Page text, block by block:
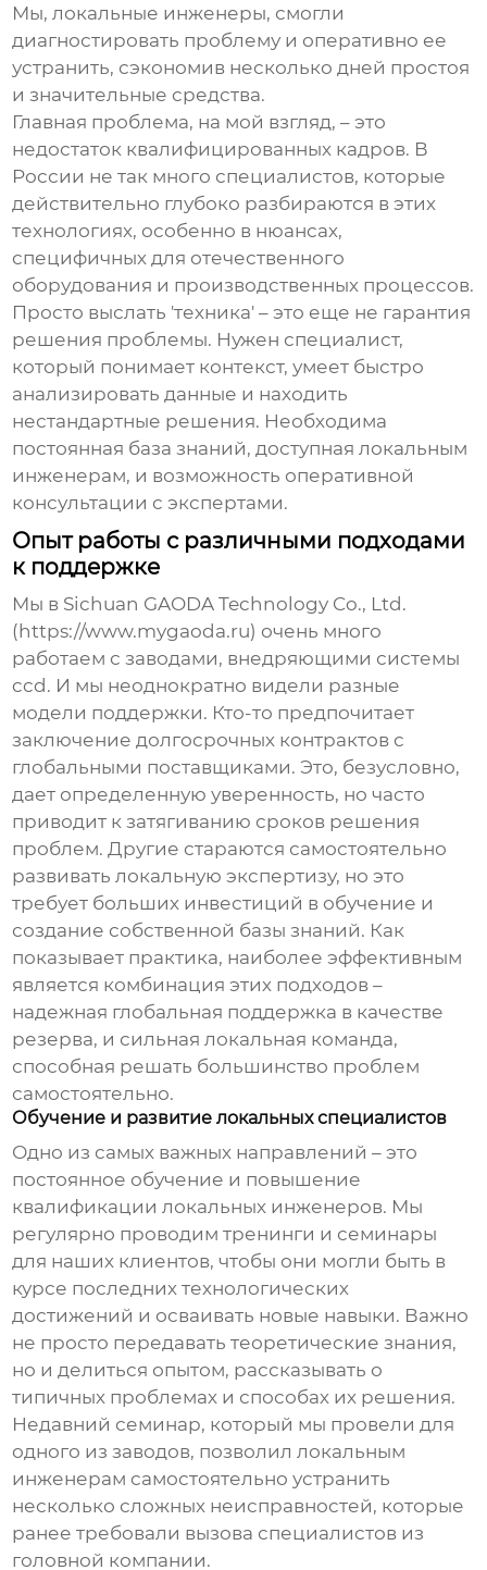
Мы, локальные инженеры, смогли
диагностировать проблему и оперативно ее
устранить, сэкономив несколько дней простоя
и значительные средства.
Главная проблема, на мой взгляд, – это
недостаток квалифицированных кадров. В
России не так много специалистов, которые
действительно глубоко разбираются в этих
технологиях, особенно в нюансах,
специфичных для отечественного
оборудования и производственных процессов.
Просто выслать 'техника' – это еще не гарантия
решения проблемы. Нужен специалист,
который понимает контекст, умеет быстро
анализировать данные и находить
нестандартные решения. Необходима
постоянная база знаний, доступная локальным
инженерам, и возможность оперативной
консультации с экспертами.
Опыт работы с различными подходами
к поддержке
Мы в Sichuan GAODA Technology Co., Ltd.
(https://www.mygaoda.ru) очень много
работаем с заводами, внедряющими системы
ccd. И мы неоднократно видели разные
модели поддержки. Кто-то предпочитает
заключение долгосрочных контрактов с
глобальными поставщиками. Это, безусловно,
дает определенную уверенность, но часто
приводит к затягиванию сроков решения
проблем. Другие стараются самостоятельно
развивать локальную экспертизу, но это
требует больших инвестиций в обучение и
создание собственной базы знаний. Как
показывает практика, наиболее эффективным
является комбинация этих подходов –
надежная глобальная поддержка в качестве
резерва, и сильная локальная команда,
способная решать большинство проблем
самостоятельно.
Обучение и развитие локальных специалистов
Одно из самых важных направлений – это
постоянное обучение и повышение
квалификации локальных инженеров. Мы
регулярно проводим тренинги и семинары
для наших клиентов, чтобы они могли быть в
курсе последних технологических
достижений и осваивать новые навыки. Важно
не просто передавать теоретические знания,
но и делиться опытом, рассказывать о
типичных проблемах и способах их решения.
Недавний семинар, который мы провели для
одного из заводов, позволил локальным
инженерам самостоятельно устранить
несколько сложных неисправностей, которые
ранее требовали вызова специалистов из
головной компании.